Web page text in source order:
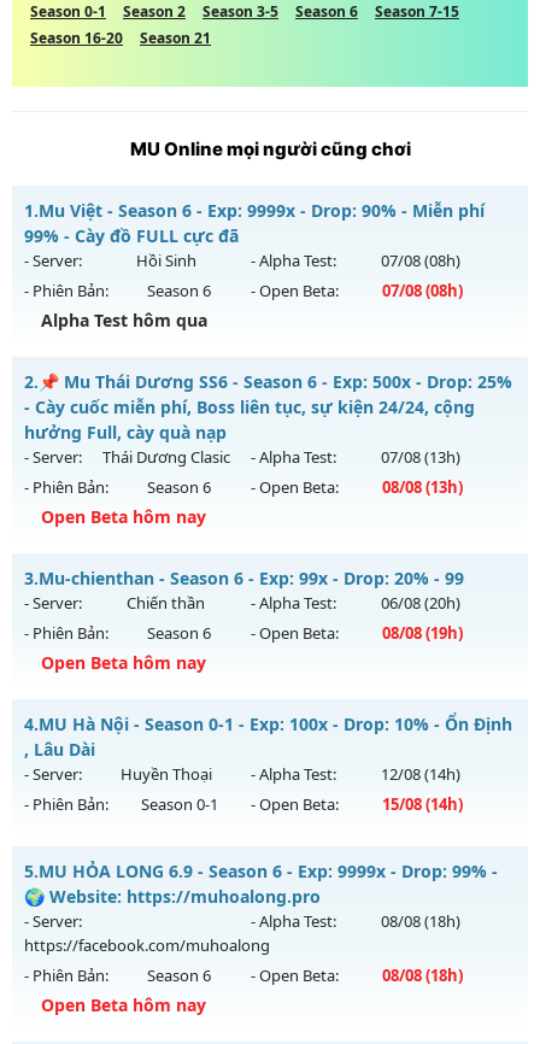
Season 0-1 Season 2 Season 3-5 Season 6
Season 7-15
Season 16-20
Season 21
MU Online mọi người cũng chơi
1.Mu Việt - Season 6 - Exp: 9999x - Drop: 90% - Miễn phí
99% - Cày đồ FULL cực đã
- Server: Hồi Sinh - Alpha Test: 07/08(08h)
- Phiên Bản:
Season 6 - Open Beta: 07/08(08h)
Alpha Test hôm qua
Mu Việt - Miễn phí 99% - Cày đồ FULL cực đã
Mu mới ra tháng 08 2026 - Mở máy chủHồi Sinhvào 08h
ngày 07/08/2626
Exp: 9999x - Drop: 90%
Antihack: ICMPROTECT ✅ 🔴 ✨ ⚡️
2. 📌 Mu Thái Dương SS6 - Season 6 - Exp: 500x - Drop: 25%
- Cày cuốc miễn phí, Boss liên tục, sự kiện 24/24, cộng
hưởng Full, cày quà nạp
- Server: Thái Dương Clasic - Alpha Test: 07/08(13h)
- Phiên Bản:
Season 6 - Open Beta: 08/08(13h)
Open Beta hôm nay
📌 Mu Thái Dương SS6 - Cày cuốc miễn phí, Boss liên tục,
sự kiện 24/24, cộng hưởng Full, cày quà nạp
Mu mới ra tháng 08 2026 - Mở máy chủ
Thái Dương Clasic
vào 13h ngày 08/08/2626
Kiểu reset: Reset In Game
Thể loại: Mu Nguyên bản Webzen
Antihack: VIP SHIELD
3.Mu-chienthan - Season 6 - Exp: 99x - Drop: 20% - 99
- Server: Chiến thần - Alpha Test: 06/08(20h)
- Phiên Bản:
Season 6 - Open Beta: 08/08(19h)
Open Beta hôm nay
Mu-chienthan - 99
Mu mới ra tháng 08 2026 - Mở máy chủ
ngày 08/08/2626
Exp: 99x - Drop: 20%
Thể loại: Mu Nguyên bản Webzen
Antihack: Anti 8x
4.MU Hà Nội - Season 0-1 - Exp: 100x - Drop: 10% - Ổn Định
, Lâu Dài
- Server: Huyền Thoại - Alpha Test: 12/08(14h)
- Phiên Bản:
Season 0-1 - Open Beta: 15/08(14h)
MU Hà Nội - Ổn Định , Lâu Dài
Mu mới ra tháng 08 2026 - Mở máy chủ
14h ngày 15/08/2626
Exp: 100x - Drop: 10%
Kiểu reset: Reset In Game
5.MU HỎA LONG 6.9 - Season 6 - Exp: 9999x - Drop: 99% -
🌍 Website: https://muhoalong.pro
- Server:
https://facebook.com/muhoalong
- Alpha Test: 08/08(18h)
- Phiên Bản: Season 6 - Open Beta: 08/08(18h)
Open Beta hôm nay